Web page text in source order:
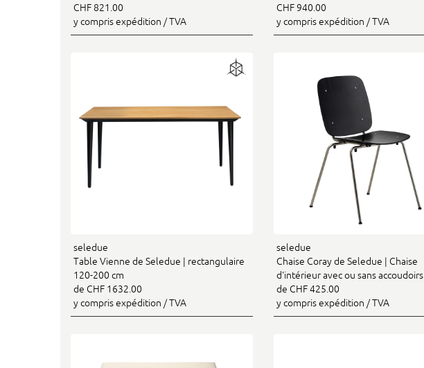
CHF 821.00
y compris expédition / TVA
CHF 940.00
y compris expédition / TVA
seledue
Table Vienne de Seledue | rectangulaire
120-200 cm
de CHF 1632.00
y compris expédition / TVA
seledue
Chaise Coray de Seledue | Chaise
d'intérieur avec ou sans accoudoirs
de CHF 425.00
y compris expédition / TVA